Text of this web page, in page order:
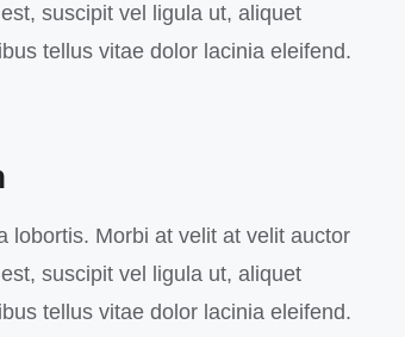
suscipit vel ligula ut, aliquet
tellus vitae dolor lacinia eleifend.
lobortis. Morbi at velit at velit auctor
suscipit vel ligula ut, aliquet
tellus vitae dolor lacinia eleifend.